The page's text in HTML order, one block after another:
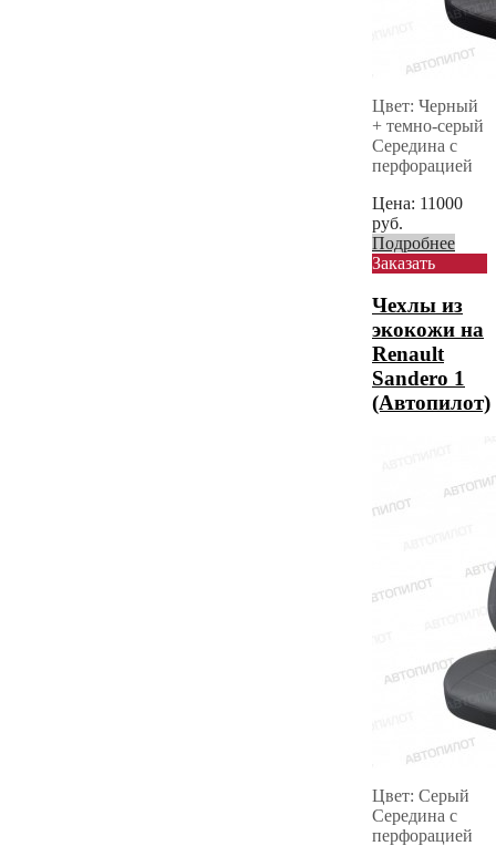
Цвет: Черный
+ темно-серый
Середина с
перфорацией
Цена: 11000
руб.
Подробнее
Заказать
Чехлы из
экокожи на
Renault
Sandero 1
(Автопилот)
Цвет: Серый
Середина с
перфорацией